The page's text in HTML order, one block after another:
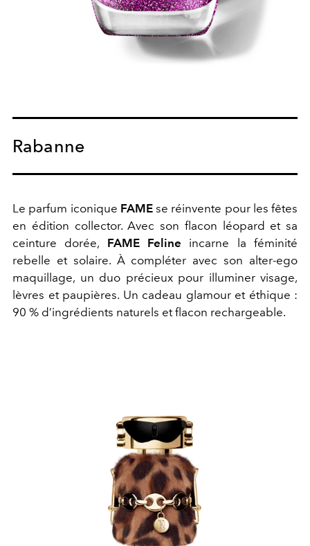
Rabanne
Le parfum iconique FAMEse réinvente pour les fêtes
en édition collector. Avec son flacon léopard et sa
ceinture dorée, FAME Feline incarne la féminité
rebelle et solaire. À compléter avec son alter-ego
maquillage, un duo précieux pour illuminer visage,
lèvres et paupières. Un cadeau glamour et éthique :
90 % d’ingrédients naturels et flacon rechargeable.